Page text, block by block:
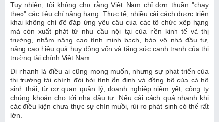
Tuy nhiên, tôi không cho rằng Việt Nam chỉ đơn thuần "chạy
theo" các tiêu chí nâng hạng. Thực tế, nhiều cải cách được triển
khai không chỉ để đáp ứng yêu cầu của các tổ chức xếp hạng
mà còn xuất phát từ nhu cầu nội tại của nền kinh tế và thị
trường, nhằm nâng cao tính minh bạch, bảo vệ nhà đầu tư,
nâng cao hiệu quả huy động vốn và tăng sức cạnh tranh của thị
trường tài chính Việt Nam.
Đi nhanh là điều ai cũng mong muốn, nhưng sự phát triển của
thị trường tài chính đòi hỏi tính ổn định và đồng bộ của cả hệ
sinh thái, từ cơ quan quản lý, doanh nghiệp niêm yết, công ty
chứng khoán cho tới nhà đầu tư. Nếu cải cách quá nhanh khi
các điều kiện chưa thực sự chín muồi, rủi ro phát sinh có thể rất
lớn.